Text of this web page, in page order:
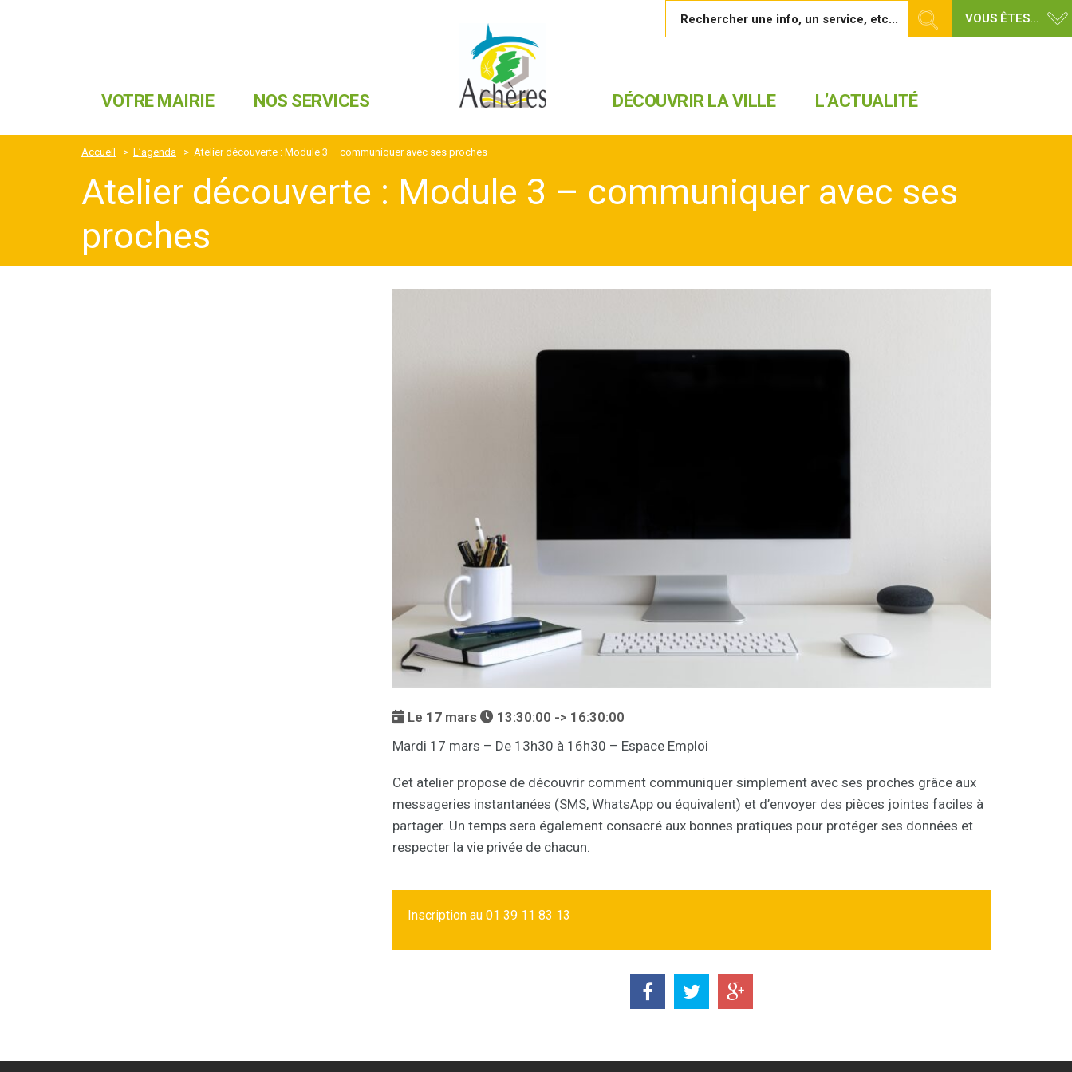
VOUS ÊTES...
VOTRE MAIRIE NOS SERVICES DÉCOUVRIR LA VILLE L’ACTUALITÉ
Accueil > L’agenda > Atelier découverte : Module 3 – communiquer avec ses proches
Atelier découverte : Module 3 – communiquer avec ses
proches
Le 17 mars
13:30:00 -> 16:30:00
Mardi 17 mars – De 13h30 à 16h30 – Espace Emploi
Cet atelier propose de découvrir comment communiquer simplement avec ses proches grâce aux
messageries instantanées (SMS, WhatsApp ou équivalent) et d’envoyer des pièces jointes faciles à
partager. Un temps sera également consacré aux bonnes pratiques pour protéger ses données et
respecter la vie privée de chacun.
Inscription au 01 39 11 83 13